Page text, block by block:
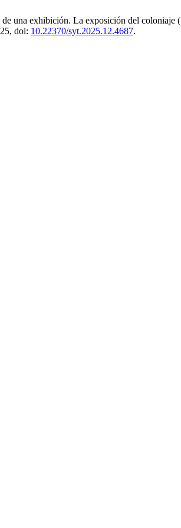
una exhibición. La exposición del coloniaje
doi: 10.22370/syt.2025.12.4687.